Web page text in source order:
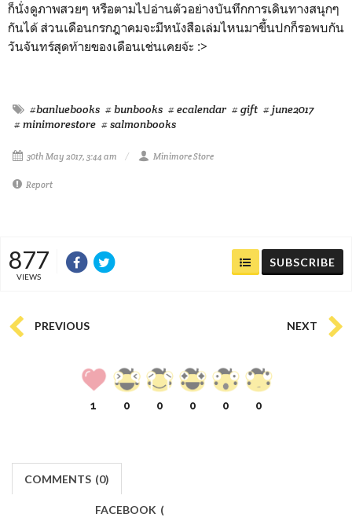
ก็นั่งดูภาพสวยๆ หรือตามไปอ่านตัวอย่างบันทึกการเดินทางสนุกๆ
กันได้ ส่วนเดือนกรกฎาคมจะมีหนังสือเล่มไหนมาขึ้นปกก็รอพบกัน
วันจันทร์สุดท้ายของเดือนเช่นเคยจ้ะ :>
#banluebooks # bunbooks # ecalendar # gift # june2017
# minimorestore # salmonbooks
30th May 2017, 3:44 am Minimore Store
Report
877
VIEWS
SUBSCRIBE
PREVIOUS NEXT
1 0 0 0 0 0
COMMENTS (0)
FACEBOOK (